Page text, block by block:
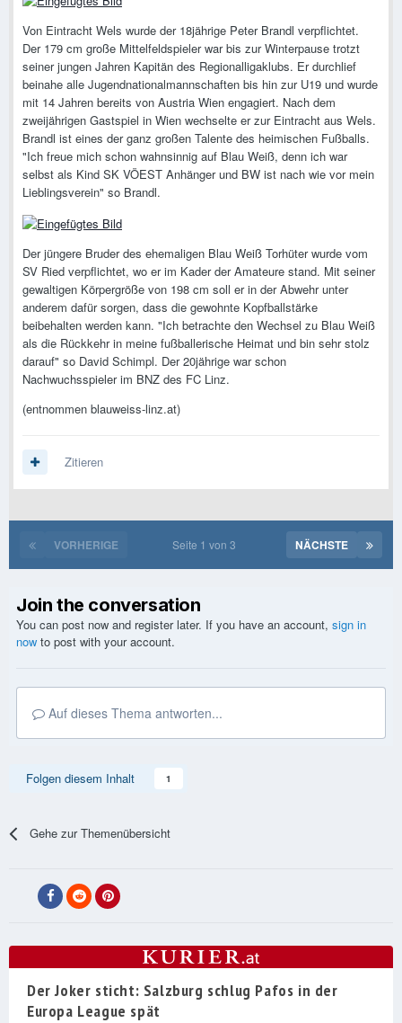
Von Eintracht Wels wurde der 18jährige Peter Brandl verpflichtet.
Der 179 cm große Mittelfeldspieler war bis zur Winterpause trotzt
seiner jungen Jahren Kapitän des Regionalligaklubs. Er durchlief
beinahe alle Jugendnationalmannschaften bis hin zur U19 und wurde
mit 14 Jahren bereits von Austria Wien engagiert. Nach dem
zweijährigen Gastspiel in Wien wechselte er zur Eintracht aus Wels.
Brandl ist eines der ganz großen Talente des heimischen Fußballs.
"Ich freue mich schon wahnsinnig auf Blau Weiß, denn ich war
selbst als Kind SK VÖEST Anhänger und BW ist nach wie vor mein
Lieblingsverein" so Brandl.
Der jüngere Bruder des ehemaligen Blau Weiß Torhüter wurde vom
SV Ried verpflichtet, wo er im Kader der Amateure stand. Mit seiner
gewaltigen Körpergröße von 198 cm soll er in der Abwehr unter
anderem dafür sorgen, dass die gewohnte Kopfballstärke
beibehalten werden kann. "Ich betrachte den Wechsel zu Blau Weiß
als die Rückkehr in meine fußballerische Heimat und bin sehr stolz
darauf" so David Schimpl. Der 20jährige war schon
Nachwuchsspieler im BNZ des FC Linz.
(entnommen blauweiss-linz.at)
Zitieren
VORHERIGE NÄCHSTE
Seite 1 von 3
Join the conversation
You can post now and register later. If you have an account, sign in
now to post with your account.
Auf dieses Thema antworten...
Folgen diesem Inhalt 1
Gehe zur Themenübersicht
Der Joker sticht: Salzburg schlug Pafos in der
Europa League spät